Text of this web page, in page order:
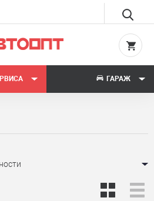
ГАРАЖ